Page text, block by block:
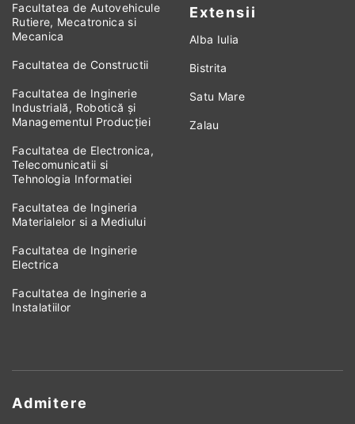
Facultatea de Autovehicule
Rutiere, Mecatronica si
Mecanica
Facultatea de Constructii
Facultatea de Inginerie
Industrială, Robotică și
Managementul Producției
Facultatea de Electronica,
Telecomunicatii si
Tehnologia Informatiei
Facultatea de Ingineria
Materialelor si a Mediului
Facultatea de Inginerie
Electrica
Facultatea de Inginerie a
Instalatiilor
Extensii
Alba Iulia
Bistrita
Satu Mare
Zalau
Admitere